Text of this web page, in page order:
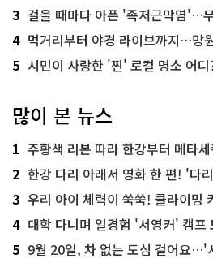
3 걸을 때마다 아픈 '족저근막염'…무작정
4 먹거리부터 야경 라이브까지…망
5 시민이 사랑한 '찐' 로컬 명소 어디? '
많이 본 뉴스
1 주황색 리본 따라 한강부터 메타세쿼이아
2 한강 다리 아래서 영화 한 편! '다
3 우리 아이 체력이 쑥쑥! 클라이밍
4 대학 다니며 일경험 '서영커' 캠
5 9월 20일, 차 없는 도심 걸어요…'서울